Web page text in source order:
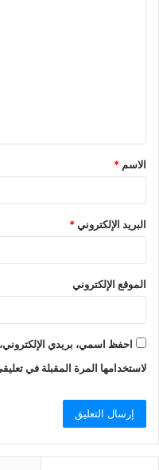
الاسم *
البريد الإلكتروني*
الموقع الإلكتروني
احفظ اسمي، بريدي
لاستخدامها المرة المقبلة في